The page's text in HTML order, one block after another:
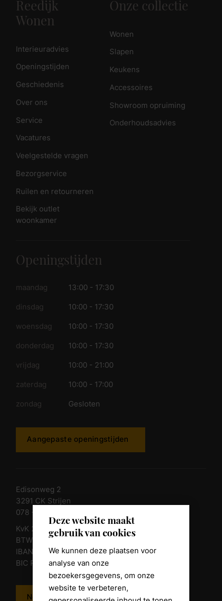
Deze website maakt
gebruik van cookies
We kunnen deze plaatsen voor
analyse van onze
bezoekersgegevens, om onze
website te verbeteren,
Reedijk
Wonen
Interieuradvies
Openingstijden
Geschiedenis
Over ons
Service
Vacatures
Veelgestelde vragen
Bezorgservice
Ruilen en retourneren
Bekijk outlet
woonkamer
Onze collectie
Wonen
Slapen
Keukens
Accessoires
Showroom opruiming
Onderhoudsadvies
Openingstijden
maandag 13:00 - 17:30
dinsdag 10:00 - 17:30
woensdag 10:00 - 17:30
donderdag 10:00 - 17:30
vrijdag 10:00 - 21:00
zaterdag 10:00 - 17:00
zondag Gesloten
Aangepaste openingstijden
Edisonweg 2
3291 CK Strijen
078 - 674 84 85
KvK 23011135
BTW nr. NL 805098938.B.01
IBAN NL10 RABO 0361 8039 58
BIC RABONL2U
Neem contact op